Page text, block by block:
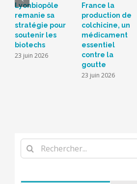
Lyonbiopôle
remanie sa
stratégie pour
soutenir les
biotechs
23 juin 2026
France la
production de
colchicine, un
médicament
essentiel
contre la
goutte
23 juin 2026
Rechercher